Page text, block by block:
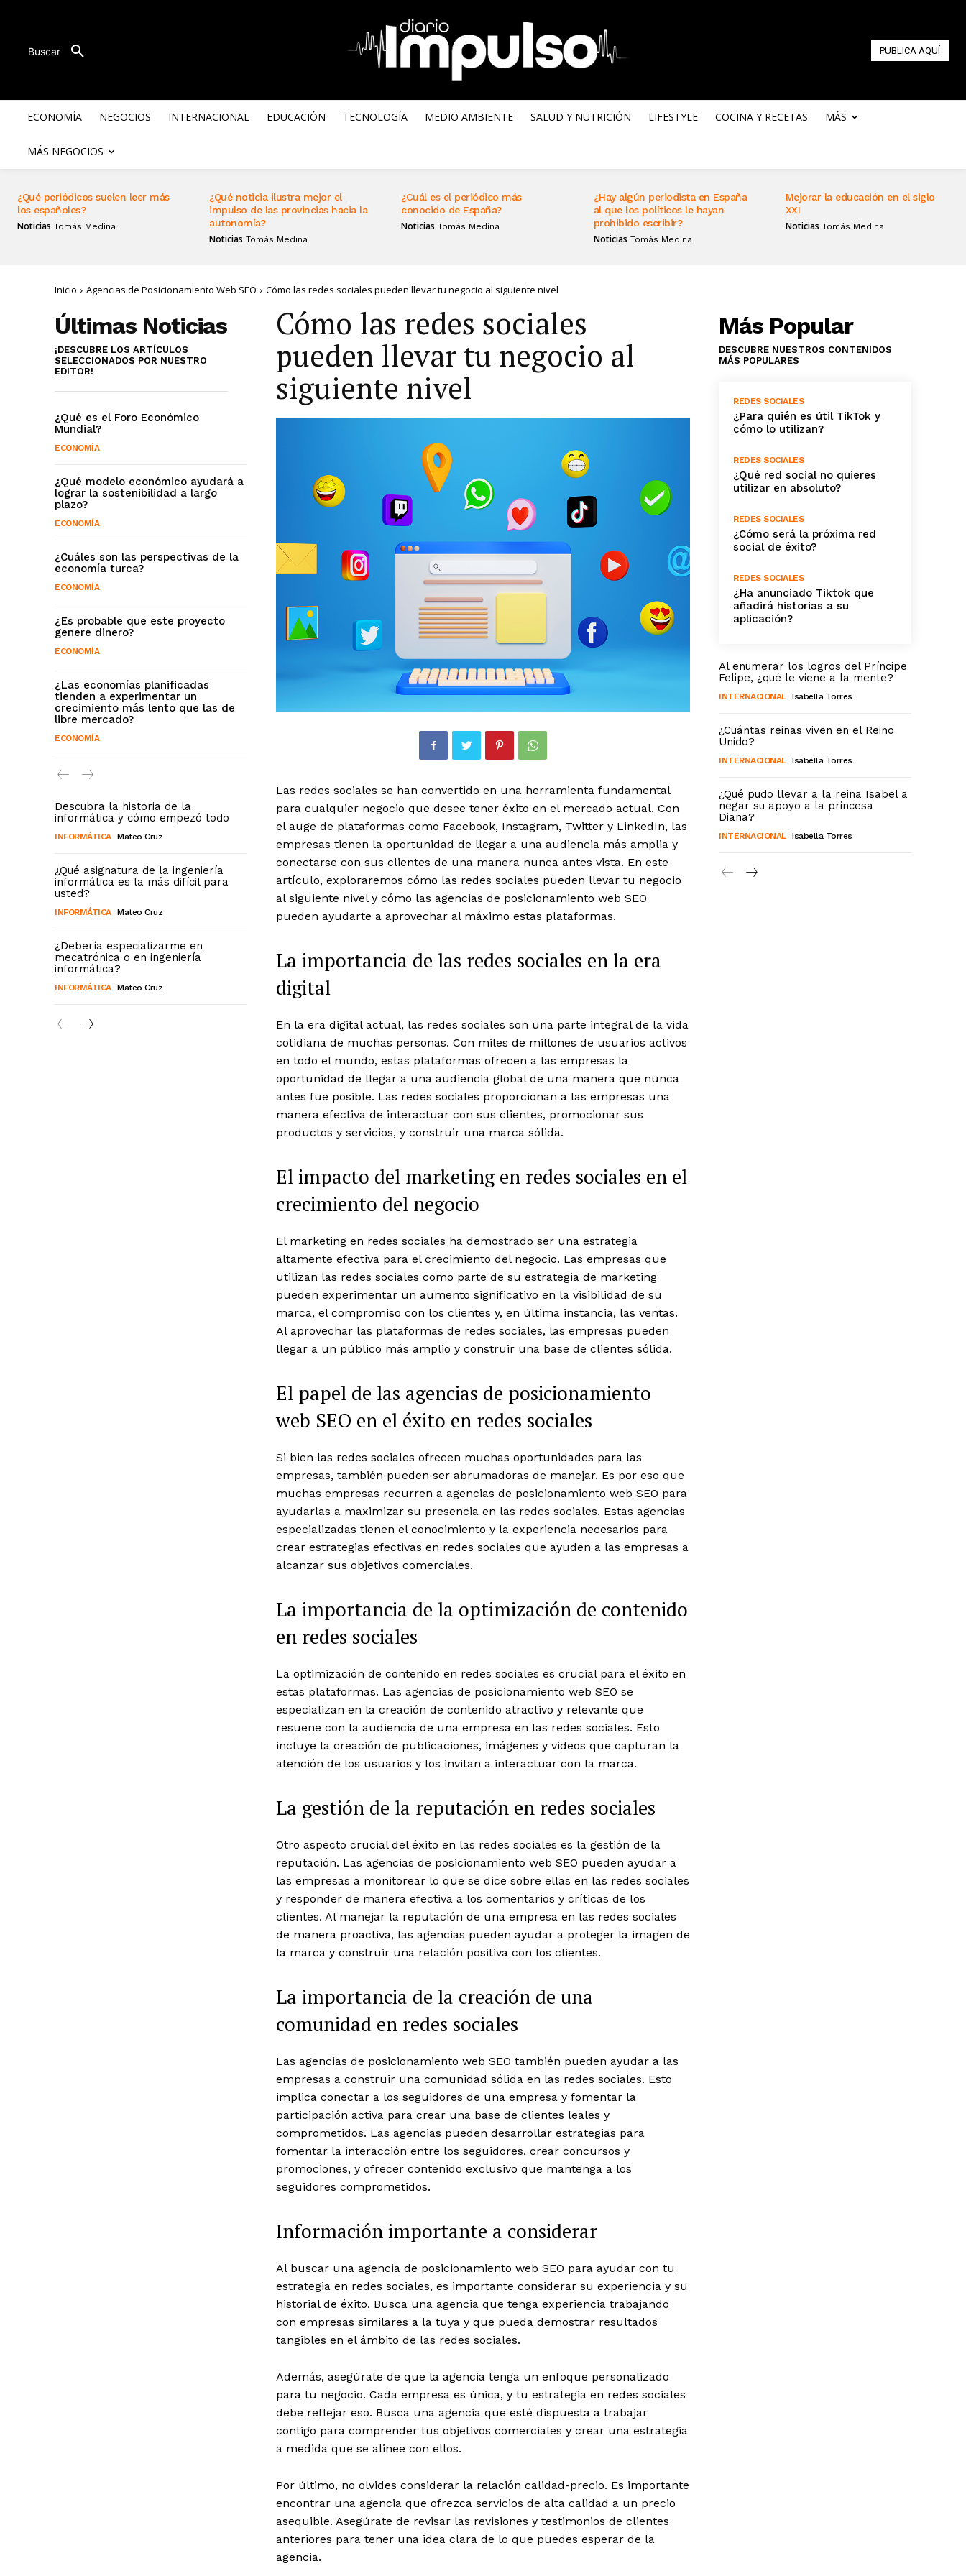
Buscar PUBLICA AQUÍ
ECONOMÍA NEGOCIOS INTERNACIONAL EDUCACIÓN TECNOLOGÍA MEDIO AMBIENTE SALUD Y NUTRICIÓN LIFESTYLE COCINA Y RECETAS MÁS
MÁS NEGOCIOS
¿Qué periódicos suelen leer más
los españoles?
Noticias Tomás Medina
¿Qué noticia ilustra mejor el
impulso de las provincias hacia la
autonomía?
Noticias Tomás Medina
¿Cuál es el periódico más
conocido de España?
Noticias Tomás Medina
¿Hay algún periodista en España
al que los políticos le hayan
prohibido escribir?
Noticias Tomás Medina
Mejorar la educación en el siglo
XXI
Noticias Tomás Medina
Inicio Agencias de Posicionamiento Web SEO Cómo las redes sociales pueden llevar tu negocio al siguiente nivel
Últimas Noticias
¡DESCUBRE LOS ARTÍCULOS
SELECCIONADOS POR NUESTRO
EDITOR!
¿Qué es el Foro Económico
Mundial?
ECONOMÍA
¿Qué modelo económico ayudará a
lograr la sostenibilidad a largo
plazo?
ECONOMÍA
¿Cuáles son las perspectivas de la
economía turca?
ECONOMÍA
¿Es probable que este proyecto
genere dinero?
ECONOMÍA
¿Las economías planificadas
tienden a experimentar un
crecimiento más lento que las de
libre mercado?
ECONOMÍA
Descubra la historia de la
informática y cómo empezó todo
INFORMÁTICA Mateo Cruz
¿Qué asignatura de la ingeniería
informática es la más difícil para
usted?
INFORMÁTICA Mateo Cruz
¿Debería especializarme en
mecatrónica o en ingeniería
informática?
INFORMÁTICA Mateo Cruz
Cómo las redes sociales
pueden llevar tu negocio al
siguiente nivel
Las redes sociales se han convertido en una herramienta fundamental
para cualquier negocio que desee tener éxito en el mercado actual. Con
el auge de plataformas como Facebook, Instagram, Twitter y LinkedIn, las
empresas tienen la oportunidad de llegar a una audiencia más amplia y
conectarse con sus clientes de una manera nunca antes vista. En este
artículo, exploraremos cómo las redes sociales pueden llevar tu negocio
al siguiente nivel y cómo las agencias de posicionamiento web SEO
pueden ayudarte a aprovechar al máximo estas plataformas.
La importancia de las redes sociales en la era
digital
En la era digital actual, las redes sociales son una parte integral de la vida
cotidiana de muchas personas. Con miles de millones de usuarios activos
en todo el mundo, estas plataformas ofrecen a las empresas la
oportunidad de llegar a una audiencia global de una manera que nunca
antes fue posible. Las redes sociales proporcionan a las empresas una
manera efectiva de interactuar con sus clientes, promocionar sus
productos y servicios, y construir una marca sólida.
El impacto del marketing en redes sociales en el
crecimiento del negocio
El marketing en redes sociales ha demostrado ser una estrategia
altamente efectiva para el crecimiento del negocio. Las empresas que
utilizan las redes sociales como parte de su estrategia de marketing
pueden experimentar un aumento significativo en la visibilidad de su
marca, el compromiso con los clientes y, en última instancia, las ventas.
Al aprovechar las plataformas de redes sociales, las empresas pueden
llegar a un público más amplio y construir una base de clientes sólida.
El papel de las agencias de posicionamiento
web SEO en el éxito en redes sociales
Si bien las redes sociales ofrecen muchas oportunidades para las
empresas, también pueden ser abrumadoras de manejar. Es por eso que
muchas empresas recurren a agencias de posicionamiento web SEO para
ayudarlas a maximizar su presencia en las redes sociales. Estas agencias
especializadas tienen el conocimiento y la experiencia necesarios para
crear estrategias efectivas en redes sociales que ayuden a las empresas a
alcanzar sus objetivos comerciales.
La importancia de la optimización de contenido
en redes sociales
La optimización de contenido en redes sociales es crucial para el éxito en
estas plataformas. Las agencias de posicionamiento web SEO se
especializan en la creación de contenido atractivo y relevante que
resuene con la audiencia de una empresa en las redes sociales. Esto
incluye la creación de publicaciones, imágenes y videos que capturan la
atención de los usuarios y los invitan a interactuar con la marca.
La gestión de la reputación en redes sociales
Otro aspecto crucial del éxito en las redes sociales es la gestión de la
reputación. Las agencias de posicionamiento web SEO pueden ayudar a
las empresas a monitorear lo que se dice sobre ellas en las redes sociales
y responder de manera efectiva a los comentarios y críticas de los
clientes. Al manejar la reputación de una empresa en las redes sociales
de manera proactiva, las agencias pueden ayudar a proteger la imagen de
la marca y construir una relación positiva con los clientes.
La importancia de la creación de una
comunidad en redes sociales
Las agencias de posicionamiento web SEO también pueden ayudar a las
empresas a construir una comunidad sólida en las redes sociales. Esto
implica conectar a los seguidores de una empresa y fomentar la
participación activa para crear una base de clientes leales y
comprometidos. Las agencias pueden desarrollar estrategias para
fomentar la interacción entre los seguidores, crear concursos y
promociones, y ofrecer contenido exclusivo que mantenga a los
seguidores comprometidos.
Información importante a considerar
Al buscar una agencia de posicionamiento web SEO para ayudar con tu
estrategia en redes sociales, es importante considerar su experiencia y su
historial de éxito. Busca una agencia que tenga experiencia trabajando
con empresas similares a la tuya y que pueda demostrar resultados
tangibles en el ámbito de las redes sociales.
Además, asegúrate de que la agencia tenga un enfoque personalizado
para tu negocio. Cada empresa es única, y tu estrategia en redes sociales
debe reflejar eso. Busca una agencia que esté dispuesta a trabajar
contigo para comprender tus objetivos comerciales y crear una estrategia
a medida que se alinee con ellos.
Por último, no olvides considerar la relación calidad-precio. Es importante
encontrar una agencia que ofrezca servicios de alta calidad a un precio
asequible. Asegúrate de revisar las revisiones y testimonios de clientes
anteriores para tener una idea clara de lo que puedes esperar de la
agencia.
Más Popular
DESCUBRE NUESTROS CONTENIDOS
MÁS POPULARES
REDES SOCIALES
¿Para quién es útil TikTok y
cómo lo utilizan?
REDES SOCIALES
¿Qué red social no quieres
utilizar en absoluto?
REDES SOCIALES
¿Cómo será la próxima red
social de éxito?
REDES SOCIALES
¿Ha anunciado Tiktok que
añadirá historias a su
aplicación?
Al enumerar los logros del Príncipe
Felipe, ¿qué le viene a la mente?
INTERNACIONAL Isabella Torres
¿Cuántas reinas viven en el Reino
Unido?
INTERNACIONAL Isabella Torres
¿Qué pudo llevar a la reina Isabel a
negar su apoyo a la princesa
Diana?
INTERNACIONAL Isabella Torres